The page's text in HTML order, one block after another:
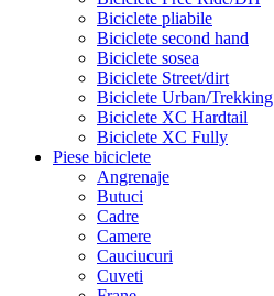
Biciclete pliabile
Biciclete second hand
Biciclete sosea
Biciclete Street/dirt
Biciclete Urban/Trekking
Biciclete XC Hardtail
Biciclete XC Fully
Piese biciclete
Angrenaje
Butuci
Cadre
Camere
Cauciucuri
Cuveti